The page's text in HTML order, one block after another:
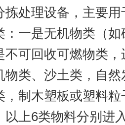
拣处理设备，主要
：一是无机物类（
不可回收可燃物类
物类、沙土类，自
，制木塑板或塑料
以上6类物料分别进